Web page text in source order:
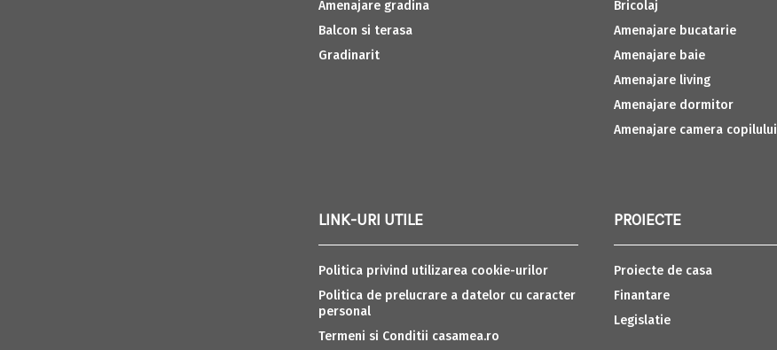
Amenajare gradina
Balcon si terasa
Gradinarit
LINK-URI UTILE
Politica privind utilizarea cookie-urilor
Politica de prelucrare a datelor cu caracter
personal
Termeni si Conditii casamea.ro
Bricolaj
Amenajare bucatarie
Amenajare baie
Amenajare living
Amenajare dormitor
Amenajare camera copilului
PROIECTE
Proiecte de casa
Finantare
Legislatie